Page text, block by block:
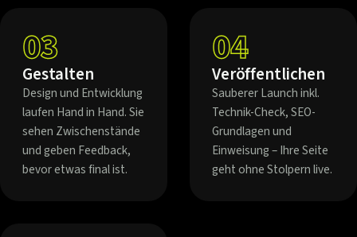
03
Gestalten
Design und Entwicklung
laufen Hand in Hand. Sie
sehen Zwischenstände
und geben Feedback,
bevor etwas final ist.
04
Veröffentlichen
Sauberer Launch inkl.
Technik-Check, SEO-
Grundlagen und
Einweisung – Ihre Seite
geht ohne Stolpern live.